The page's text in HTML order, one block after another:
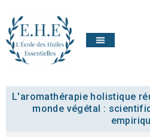
L'aromathérapie holistique
monde végétal :